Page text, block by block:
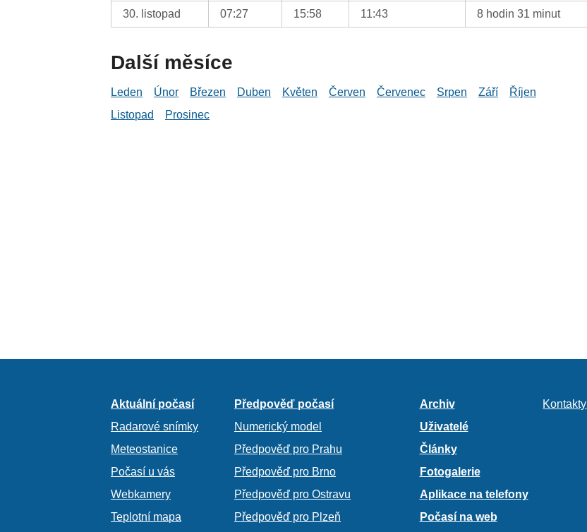
30. listopad 07:27 15:58 11:43 8 hodin 31 minut
Další měsíce
Leden Únor Březen Duben Květen Červen Červenec Srpen Září
Říjen
Listopad
Prosinec
Aktuální počasí
Radarové snímky
Meteostanice
Počasí u vás
Webkamery
Teplotní mapa
Předpověď počasí
Numerický model
Předpověď pro Prahu
Předpověď pro Brno
Předpověď pro Ostravu
Předpověď pro Plzeň
Archiv
Uživatelé
Články
Fotogalerie
Aplikace na telefony
Počasí na web
Kontakty